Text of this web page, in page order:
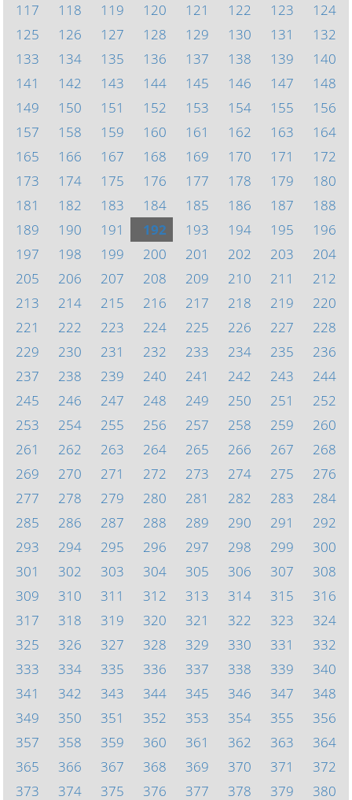
117
118 119 120 121 122 123
124
125
126 127 128 129 130 131
132
133
134 135 136 137 138 139
140
141
142 143 144 145 146 147
148
149
150 151 152 153 154 155
156
157
158 159 160 161 162 163
164
165
166 167 168 169 170 171
172
173
174 175 176 177 178 179
180
181
182 183 184 185 186 187
188
189
190 191 192 193 194 195
196
197
198 199 200 201 202 203
204
205
206 207 208 209 210 211
212
213
214 215 216 217 218 219
220
221
222 223 224 225 226 227
228
229
230 231 232 233 234 235
236
237
238 239 240 241 242 243
244
245
246 247 248 249 250 251
252
253
254 255 256 257 258 259
260
261
262 263 264 265 266 267
268
269
270 271 272 273 274 275
276
277
278 279 280 281 282 283
284
285
286 287 288 289 290 291
292
293
294 295 296 297 298 299
300
301
302 303 304 305 306 307
308
309
310 311 312 313 314 315
316
317
318 319 320 321 322 323
324
325
326 327 328 329 330 331
332
333
334 335 336 337 338 339
340
341
342 343 344 345 346 347
348
349
350 351 352 353 354 355
356
357
358 359 360 361 362 363
364
365
366 367 368 369 370 371
372
373
374 375 376 377 378 379 380